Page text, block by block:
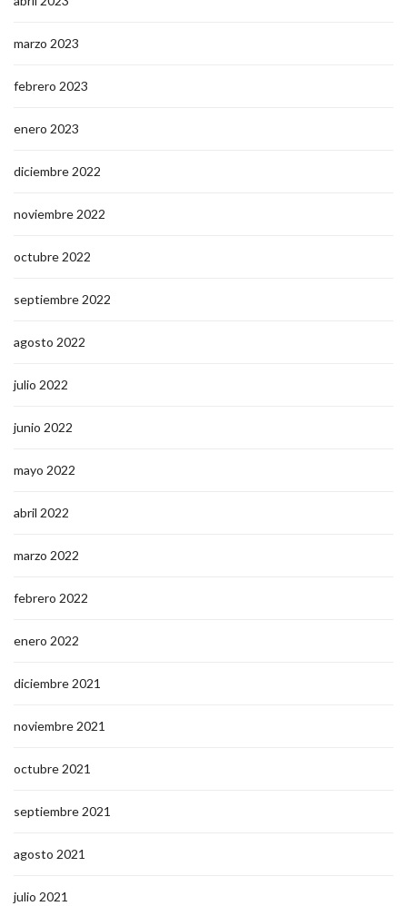
marzo 2023
febrero 2023
enero 2023
diciembre 2022
noviembre 2022
octubre 2022
septiembre 2022
agosto 2022
julio 2022
junio 2022
mayo 2022
abril 2022
marzo 2022
febrero 2022
enero 2022
diciembre 2021
noviembre 2021
octubre 2021
septiembre 2021
agosto 2021
julio 2021